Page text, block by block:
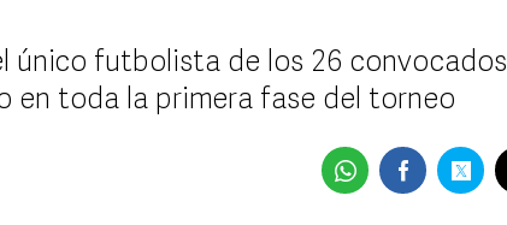
único futbolista de los 26 convocados
en toda la primera fase del torneo